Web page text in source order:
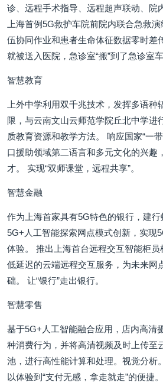
诊、远程手术指导、远程超声联动、院
上海首例5G救护车院前院内联合急救
伍协同作业和患者生命体征数据零时差
就被送入医院，急诊室“搬”到了急诊室车
智慧教育
上外中学利用双千兆技术，发挥多语种
限，与云南文山云师范学院丘北中学进
质教育资源和教学方法。 响应国家“一
口援助领域第二语言和多元文化的兴趣
才。 实现“双师课堂，远程共享”。
智慧金融
作为上海首家具有5G特色的银行，建
5G+人工智能探索网点模式创新，实现
体验。 推出上海首台远程交互智能柜员
低延迟的云端远程交互服务，为未来网
础。 让“银行”走出银行。
智慧零售
基于5G+人工智能融合应用，店内高清
种消费行为，并将高清视频及时上传至
池，进行高性能计算和处理。视觉分析
以体验到“支付无感，拿走就走”的便捷。